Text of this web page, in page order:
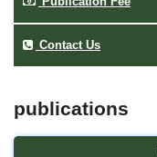
Contact Us
publications